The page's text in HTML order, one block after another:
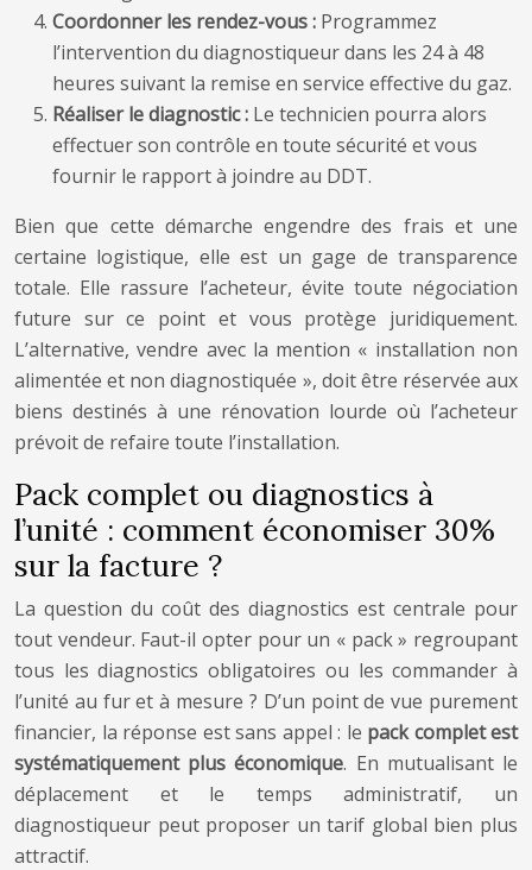
Coordonner les rendez-vous : Programmez
l’intervention du diagnostiqueur dans les 24 à 48
heures suivant la remise en service effective du gaz.
Réaliser le diagnostic : Le technicien pourra alors
effectuer son contrôle en toute sécurité et vous
fournir le rapport à joindre au DDT.
Bien que cette démarche engendre des frais et une
certaine logistique, elle est un gage de transparence
totale. Elle rassure l’acheteur, évite toute négociation
future sur ce point et vous protège juridiquement.
L’alternative, vendre avec la mention « installation non
alimentée et non diagnostiquée », doit être réservée aux
biens destinés à une rénovation lourde où l’acheteur
prévoit de refaire toute l’installation.
Pack complet ou diagnostics à
l’unité : comment économiser 30%
sur la facture ?
La question du coût des diagnostics est centrale pour
tout vendeur. Faut-il opter pour un « pack » regroupant
tous les diagnostics obligatoires ou les commander à
l’unité au fur et à mesure ? D’un point de vue purement
financier, la réponse est sans appel : le pack complet est
systématiquement plus économique. En mutualisant le
déplacement et le temps administratif, un
diagnostiqueur peut proposer un tarif global bien plus
attractif.